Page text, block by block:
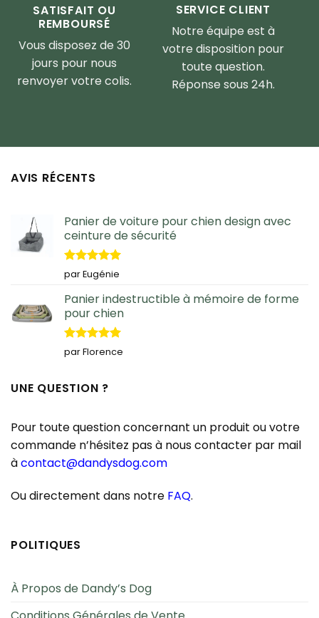
SATISFAIT OU
REMBOURSÉ
Vous disposez de 30
jours pour nous
renvoyer votre colis.
SERVICE CLIENT
Notre équipe est à
votre disposition pour
toute question.
Réponse sous 24h.
AVIS RÉCENTS
Panier de voiture pour chien design avec
ceinture de sécurité
Note5sur
5
par Eugénie
Panier indestructible à mémoire de forme
pour chien
Note5sur
5
par Florence
UNE QUESTION ?
Pour toute question concernant un produit ou votre
commande n’hésitez pas à nous contacter par mail
àcontact@dandysdog.com
Ou directement dans notre FAQ.
POLITIQUES
À Propos de Dandy’s Dog